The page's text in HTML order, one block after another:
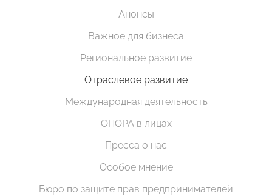
Анонсы
Важное для бизнеса
Региональное развитие
Отраслевое развитие
Международная деятельность
ОПОРА в лицах
Пресса о нас
Особое мнение
Бюро по защите прав предпринимателей